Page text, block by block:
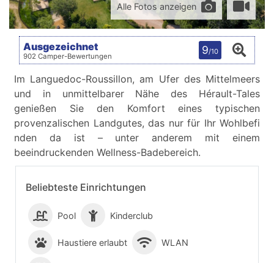
Beliebteste Einrichtungen
Pool Kinderclub
Haustiere erlaubt WLAN
Alle Fotos anzeigen
Ausgezeichnet
902 Camper-Bewertungen 9/10
Im Languedoc-Roussillon, am Ufer des Mittelmeers
und in unmittelbarer Nähe des Hérault-Tales
genießen Sie den Komfort eines typischen
provenzalischen Landgutes, das nur für Ihr Wohlbefi
nden da ist – unter anderem mit einem
beeindruckenden Wellness-Badebereich.